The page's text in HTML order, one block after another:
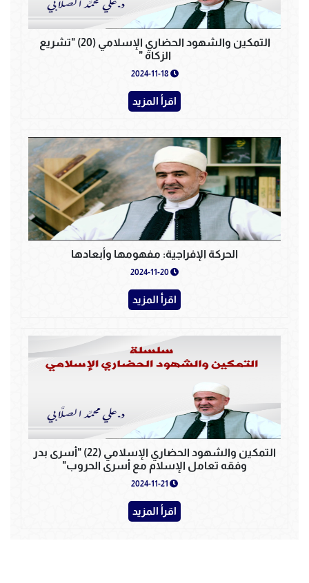
التمكين والشهود الحضاري الإسلامي (20) "تشريع
الزكاة "
اقرأ المزيد
الحركة الإفراجية: مفهومها وأبعادها
اقرأ المزيد
التمكين والشهود الحضاري الإسلامي (22) "أسرى بدر
وفقه تعامل الإسلام مع أسرى الحروب"
اقرأ المزيد